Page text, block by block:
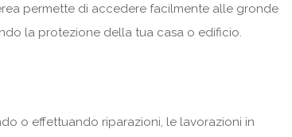
permette di accedere facilmente alle gronde
la protezione della tua casa o edificio.
o effettuando riparazioni, le lavorazioni in